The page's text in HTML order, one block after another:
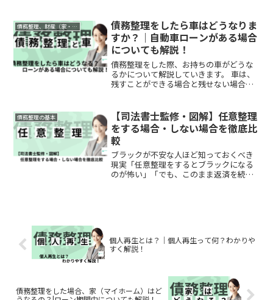
ればならないのか、それとも住み続けら
れるのか、不安に感じる方...
債務整理、財産（家・車・給与）への影響
債務整理をしたら車はどうなりま
すか？｜自動車ローンがある場合
についても解説！
債務整理をした際、お持ちの車がどうな
るかについて解説していきます。 車は、
残すことができる場合と残せない場合が
中の場合） 車のローン会社が所有権留保
を付けてい...
債務整理の基本
【司法書士監修・図解】任意整理
をする場合・しない場合を徹底比
較
ブラックが不安な人ほど知っておくべき
現実「任意整理をするとブラックになる
のが怖い」「でも、このまま返済を続け
個人再生とは？｜個人再生って何？わかりや
すく解説！
債務整理をした場合、家（マイホーム）はど